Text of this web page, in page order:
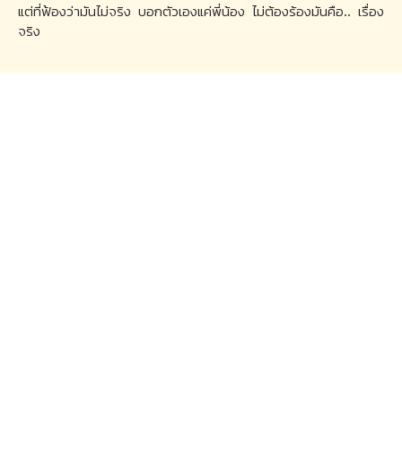
แต่ที่ฟ้องว่ามันไม่จริง บอกตัวเองแค่พี่น้อง ไม่ต้องร้องมันคือ.. เรื่อง
จริง